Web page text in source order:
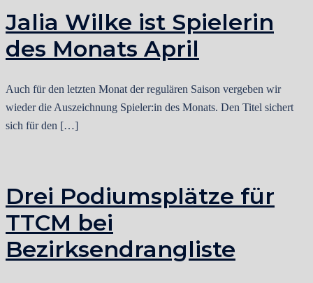
Jalia Wilke ist Spielerin
des Monats April
Auch für den letzten Monat der regulären Saison vergeben wir
wieder die Auszeichnung Spieler:in des Monats. Den Titel sichert
sich für den […]
Drei Podiumsplätze für
TTCM bei
Bezirksendrangliste